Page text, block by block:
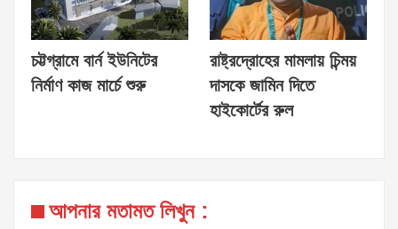
চট্টগ্রামে বার্ন ইউনিটের
নির্মাণ কাজ মার্চে শুরু
রাষ্ট্রদ্রোহের মামলায় চিন্ময়
দাসকে জামিন দিতে
হাইকোর্টের রুল
আপনার মতামত লিখুন :